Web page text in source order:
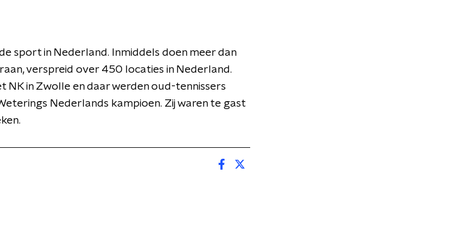
sport in Nederland. Inmiddels doen meer dan
verspreid over 450 locaties in Nederland.
NK in Zwolle en daar werden oud-tennissers
Nederlands kampioen. Zij waren te gast